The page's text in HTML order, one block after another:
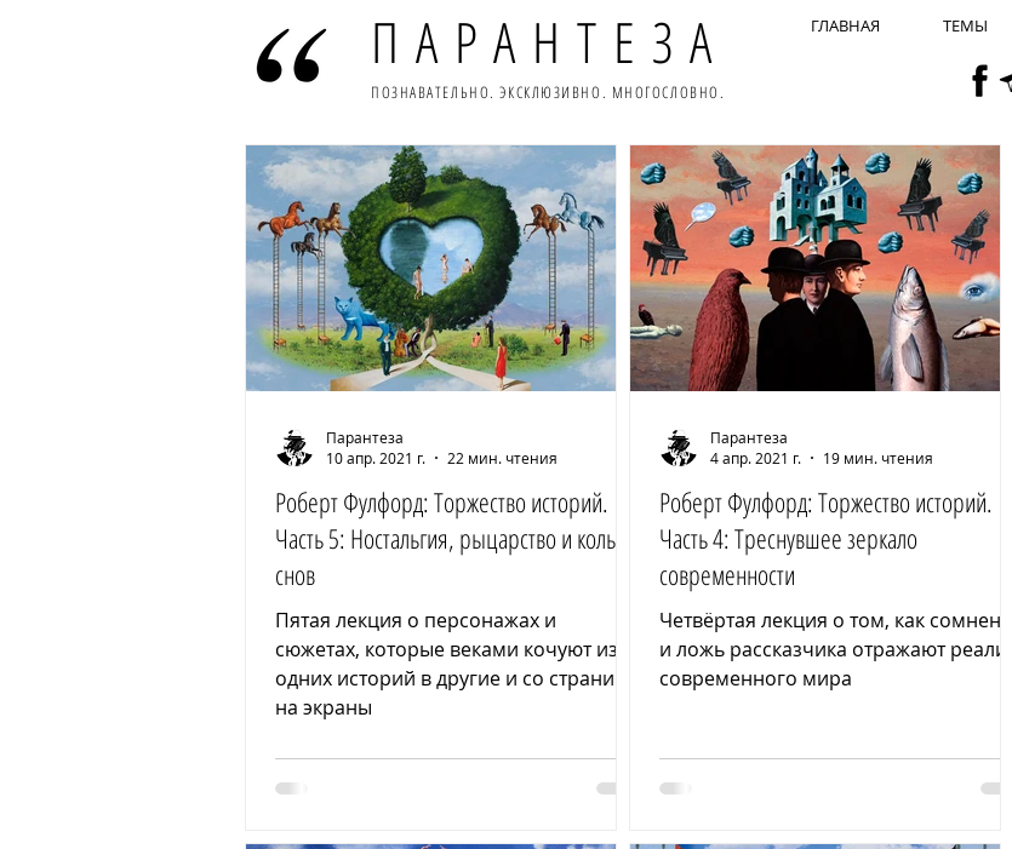
ПАРАНТЕЗА
ПОЗНАВАТЕЛЬНО. ЭКСКЛЮЗИВНО. МНОГОСЛОВНО.
ГЛАВНАЯ ТЕМЫ
Роберт Фулфорд: Торжество историй.
Часть 5: Ностальгия, рыцарство и кольцо
снов
Пятая лекция о персонажах и
сюжетах, которые веками кочуют из
одних историй в другие и со страниц
на экраны
Парантеза
10 апр. 2021 г.
22 мин. чтения
Роберт Фулфорд: Торжество историй.
Часть 4: Треснувшее зеркало
современности
Четвёртая лекция о том, как сомнения
и ложь рассказчика отражают реалии
современного мира
Парантеза
4 апр. 2021 г.
19 мин. чтения